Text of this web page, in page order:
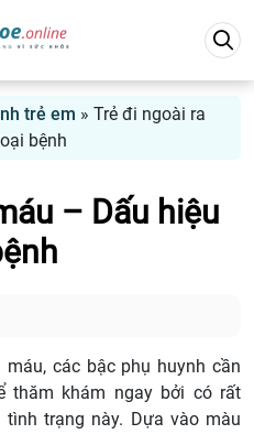
trẻ em » Trẻ đi ngoài ra
bệnh
– Dấu hiệu
các bậc phụ huynh cần
thăm khám ngay bởi có rất
trạng này. Dựa vào màu